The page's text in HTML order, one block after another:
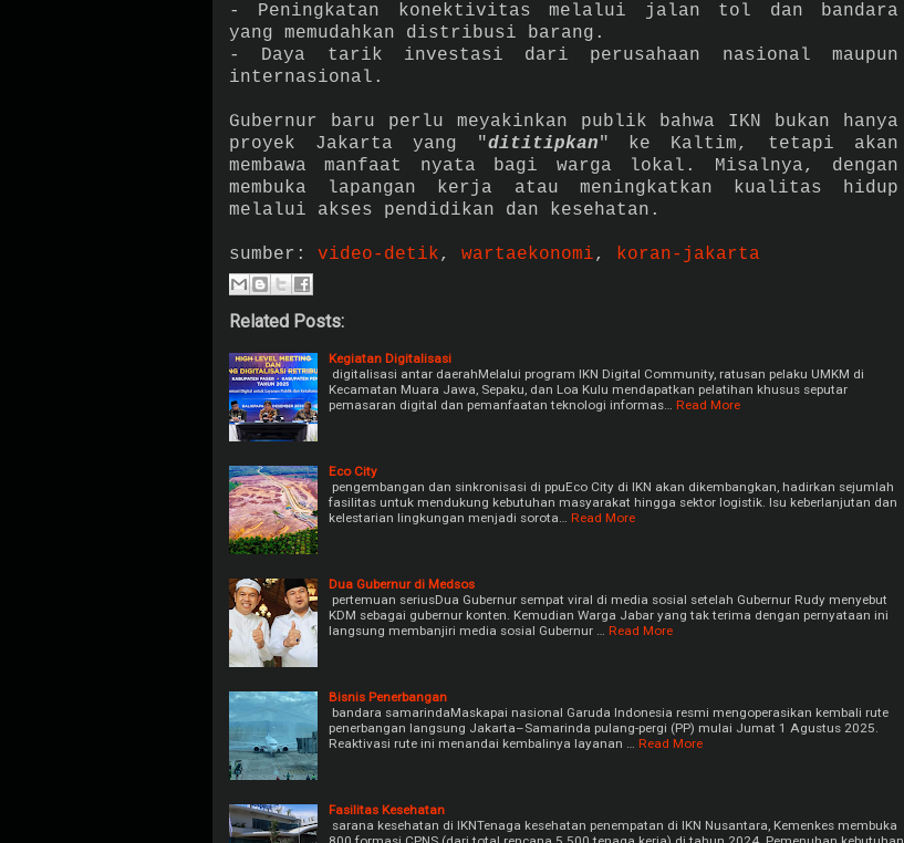
- Peningkatan konektivitas melalui jalan tol dan bandara
yang memudahkan distribusi barang.
- Daya tarik investasi dari perusahaan nasional maupun
internasional.
Gubernur baru perlu meyakinkan publik bahwa IKN bukan hanya
proyek Jakarta yang "dititipkan" ke Kaltim, tetapi akan
membawa manfaat nyata bagi warga lokal. Misalnya, dengan
membuka lapangan kerja atau meningkatkan kualitas hidup
melalui akses pendidikan dan kesehatan.
sumber: video-detik, wartaekonomi, koran-jakarta
Related Posts:
Kegiatan Digitalisasi
digitalisasi antar daerahMelalui program IKN Digital Community, ratusan pelaku UMKM di
Kecamatan Muara Jawa, Sepaku, dan Loa Kulu mendapatkan pelatihan khusus seputar
pemasaran digital dan pemanfaatan teknologi informas…
Read More
Eco City
pengembangan dan sinkronisasi di ppuEco City di IKN akan dikembangkan, hadirkan sejumlah
fasilitas untuk mendukung kebutuhan masyarakat hingga sektor logistik. Isu keberlanjutan dan
kelestarian lingkungan menjadi sorota…
Read More
Dua Gubernur di Medsos
pertemuan seriusDua Gubernur sempat viral di media sosial setelah Gubernur Rudy menyebut
KDM sebagai gubernur konten. Kemudian Warga Jabar yang tak terima dengan pernyataan ini
langsung membanjiri media sosial Gubernur …
Read More
Bisnis Penerbangan
bandara samarindaMaskapai nasional Garuda Indonesia resmi mengoperasikan kembali rute
penerbangan langsung Jakarta–Samarinda pulang-pergi (PP) mulai Jumat 1 Agustus 2025.
Reaktivasi rute ini menandai kembalinya layanan …
Read More
Fasilitas Kesehatan
sarana kesehatan di IKNTenaga kesehatan penempatan di IKN Nusantara, Kemenkes membuka